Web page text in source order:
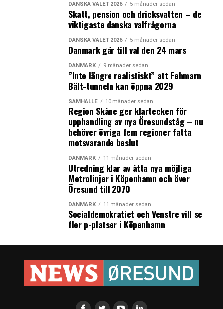
DANSKA VALET 2026 5 månader sedan
Skatt, pension och dricksvatten – de
viktigaste danska valfrågorna
DANSKA VALET 2026 5 månader sedan
Danmark går till val den 24 mars
DANMARK 9 månader sedan
”Inte längre realistiskt” att Fehmarn
Bält-tunneln kan öppna 2029
SAMHÄLLE 10 månader sedan
Region Skåne ger klartecken för
upphandling av nya Öresundståg – nu
behöver övriga fem regioner fatta
motsvarande beslut
DANMARK 11 månader sedan
Utredning klar av åtta nya möjliga
Metrolinjer i Köpenhamn och över
Öresund till 2070
DANMARK 11 månader sedan
Socialdemokratiet och Venstre vill se
fler p-platser i Köpenhamn